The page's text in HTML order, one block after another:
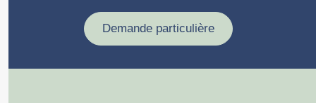
Demande particulière